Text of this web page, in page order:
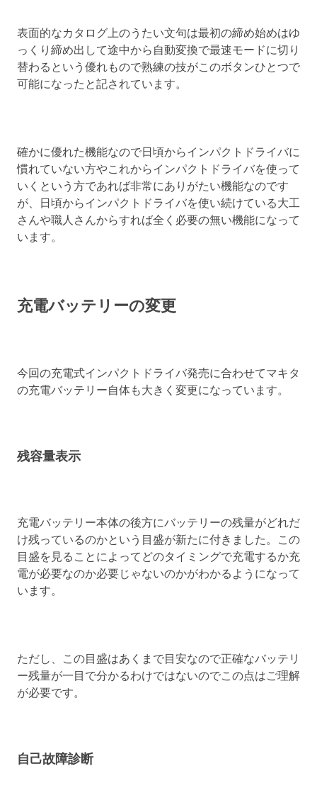
表面的なカタログ上のうたい文句は最初の締め始めはゆ
っくり締め出して途中から自動変換で最速モードに切り
替わるという優れもので熟練の技がこのボタンひとつで
可能になったと記されています。
確かに優れた機能なので日頃からインパクトドライバに
慣れていない方やこれからインパクトドライバを使って
いくという方であれば非常にありがたい機能なのです
が、日頃からインパクトドライバを使い続けている大工
さんや職人さんからすれば全く必要の無い機能になって
います。
充電バッテリーの変更
今回の充電式インパクトドライバ発売に合わせてマキタ
の充電バッテリー自体も大きく変更になっています。
残容量表示
充電バッテリー本体の後方にバッテリーの残量がどれだ
け残っているのかという目盛が新たに付きました。この
目盛を見ることによってどのタイミングで充電するか充
電が必要なのか必要じゃないのかがわかるようになって
います。
ただし、この目盛はあくまで目安なので正確なバッテリ
ー残量が一目で分かるわけではないのでこの点はご理解
が必要です。
自己故障診断